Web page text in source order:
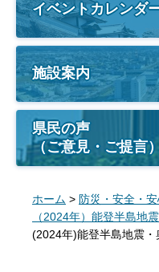
イベントカレンダ
施設案内
県民の声
（ご意見・ご提言）
ホーム > 防災・安全・
（2024年）能登半島地
(2024年)能登半島地震